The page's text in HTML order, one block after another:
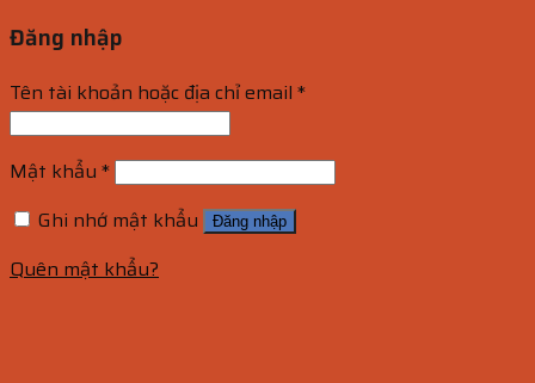
Đăng nhập
Tên tài khoản hoặc địa chỉ email *
Mật khẩu *
Ghi nhớ mật khẩu
Đăng nhập
Quên mật khẩu?